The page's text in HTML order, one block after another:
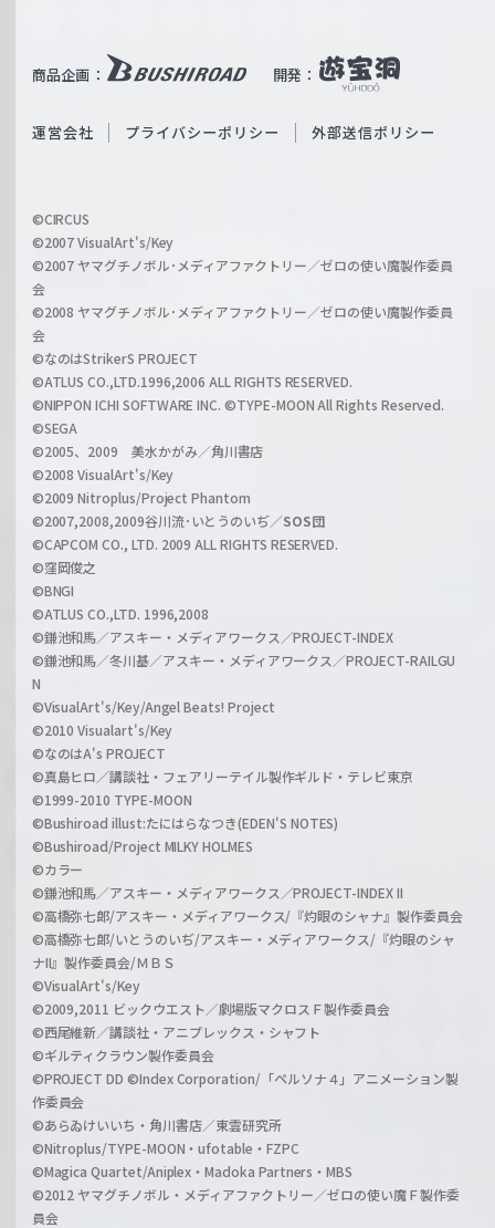
ß
c
a
r
z
商品企画： 開発：
b
O
i
l
h
a
n
l
運営会社 プライバシーポリシー 外部送信ポリシー
©CIRCUS
©2007 VisualArt's/Key
©2007 ヤマグチノボル･メディアファクトリー／ゼロの使い魔製作委員
会
©2008 ヤマグチノボル･メディアファクトリー／ゼロの使い魔製作委員
会
©なのはStrikerS PROJECT
©ATLUS CO.,LTD.1996,2006 ALL RIGHTS RESERVED.
©NIPPON ICHI SOFTWARE INC. ©TYPE-MOON All Rights Reserved.
©SEGA
©2005、2009 美水かがみ／角川書店
©2008 VisualArt's/Key
©2009 Nitroplus/Project Phantom
©2007,2008,2009谷川流･いとうのいぢ／SOS団
©CAPCOM CO., LTD. 2009 ALL RIGHTS RESERVED.
©窪岡俊之
©BNGI
©ATLUS CO.,LTD. 1996,2008
©鎌池和馬／アスキー・メディアワークス／PROJECT-INDEX
©鎌池和馬／冬川基／アスキー・メディアワークス／PROJECT-RAILGU
N
©VisualArt's/Key/Angel Beats! Project
©2010 Visualart's/Key
©なのはA's PROJECT
©真島ヒロ／講談社・フェアリーテイル製作ギルド・テレビ東京
©1999-2010 TYPE-MOON
©Bushiroad illust:たにはらなつき(EDEN'S NOTES)
©Bushiroad/Project MILKY HOLMES
©カラー
©鎌池和馬／アスキー・メディアワークス／PROJECT-INDEX II
©高橋弥七郎/アスキー・メディアワークス/『灼眼のシャナ』製作委員会
©高橋弥七郎/いとうのいぢ/アスキー・メディアワークス/『灼眼のシャ
ナII』製作委員会/ＭＢＳ
©VisualArt's/Key
©2009,2011 ビックウエスト／劇場版マクロスＦ製作委員会
©西尾維新／講談社・アニプレックス・シャフト
©ギルティクラウン製作委員会
©PROJECT DD ©Index Corporation/「ペルソナ４」アニメーション製
作委員会
©あらゐけいいち・角川書店／東雲研究所
©Nitroplus/TYPE-MOON・ufotable・FZPC
©Magica Quartet/Aniplex・Madoka Partners・MBS
©2012 ヤマグチノボル・メディアファクトリー／ゼロの使い魔Ｆ製作委
員会